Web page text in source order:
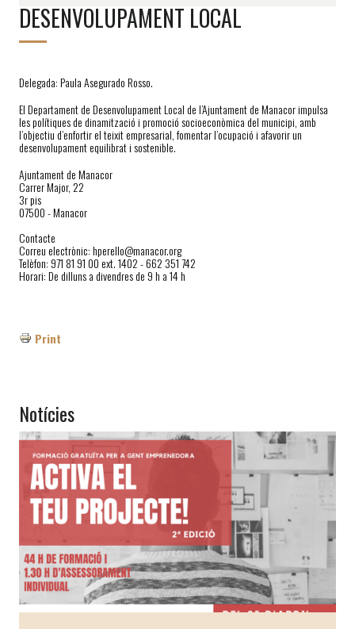
DESENVOLUPAMENT LOCAL
Delegada: Paula Asegurado Rosso.
El Departament de Desenvolupament Local de l’Ajuntament de Manacor impulsa
les polítiques de dinamització i promoció socioeconòmica del municipi, amb
l’objectiu d’enfortir el teixit empresarial, fomentar l’ocupació i afavorir un
desenvolupament equilibrat i sostenible.
Ajuntament de Manacor
Carrer Major, 22
3r pis
07500 - Manacor
Contacte
Correu electrònic: hperello@manacor.org
Telèfon: 971 81 91 00 ext. 1402 - 662 351 742
Horari: De dilluns a divendres de 9 h a 14 h
Print
Notícies